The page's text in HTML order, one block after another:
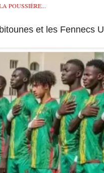
POUSSIÈRE...
et les Fennecs